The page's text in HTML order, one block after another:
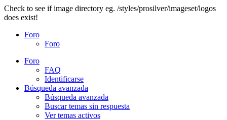
Check to see if image directory eg. /styles/prosilver/imageset/logos
does exist!
Foro
Foro
Foro
FAQ
Identificarse
Búsqueda avanzada
Búsqueda avanzada
Buscar temas sin respuesta
Ver temas activos